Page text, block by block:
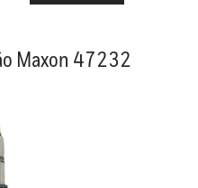
Maxon 47232